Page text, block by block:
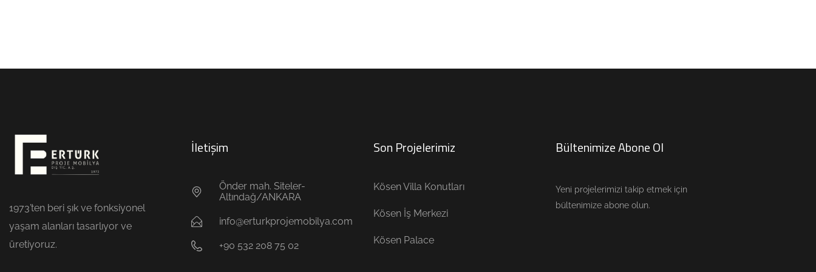
1973’ten beri şık ve fonksiyonel
yaşam alanları tasarlıyor ve
üretiyoruz.
İletişim
Önder mah. Siteler-
Altındağ/ANKARA
info@erturkprojemobilya.com
+90 532 208 75 02
Son Projelerimiz
Kösen Villa Konutları
Kösen İş Merkezi
Kösen Palace
Bültenimize Abone Ol
Yeni projelerimizi takip etmek için
bültenimize abone olun.